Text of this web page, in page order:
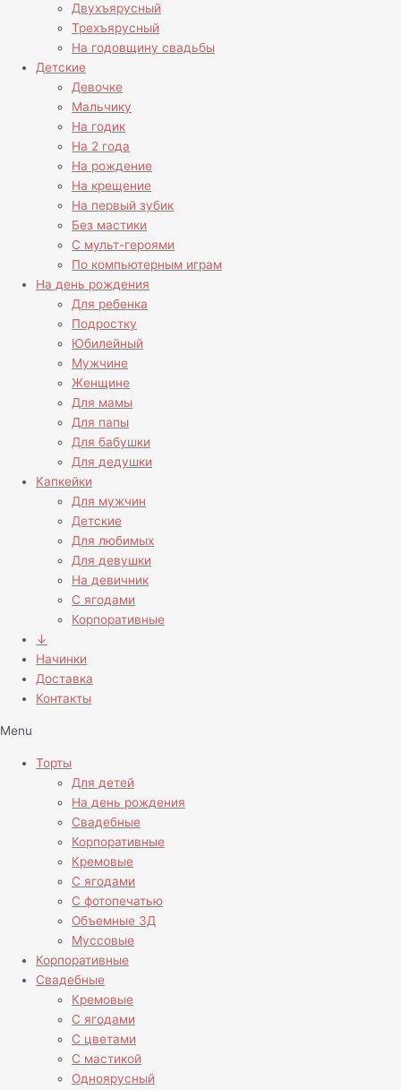
Двухъярусный
Трехъярусный
На годовщину свадьбы
Детские
Девочке
Мальчику
На годик
На 2 года
На рождение
На крещение
На первый зубик
Без мастики
С мульт-героями
По компьютерным играм
На день рождения
Для ребенка
Подростку
Юбилейный
Мужчине
Женщине
Для мамы
Для папы
Для бабушки
Для дедушки
Капкейки
Для мужчин
Детские
Для любимых
Для девушки
На девичник
С ягодами
Корпоративные
↓
Начинки
Доставка
Контакты
Menu
Торты
Для детей
На день рождения
Свадебные
Корпоративные
Кремовые
С ягодами
С фотопечатью
Объемные 3Д
Муссовые
Корпоративные
Свадебные
Кремовые
С ягодами
С цветами
С мастикой
Одноярусный